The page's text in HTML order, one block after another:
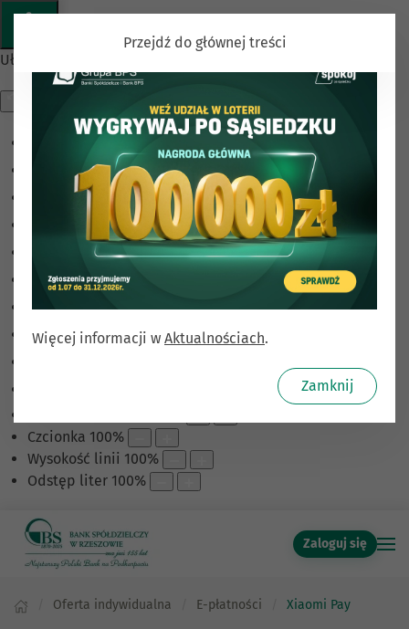
Ułatwienia dostępu
Monochromatyczny
Ciemny kontrast
Jasny kontrast
Niskie nasycenie
Wysokie nasycenie
Zaznacz linki
Zaznacz nagłówki
Czcionka 100%
Wysokość linii 100%
Odstęp liter 100%
Przejdź do głównej treści
Zaloguj się
Oferta indywidualna E-płatności Xiaomi Pay
Więcej informacji w Aktualnościach.
Zamknij